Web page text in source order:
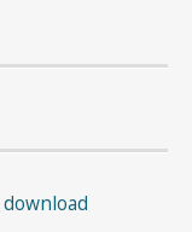
download